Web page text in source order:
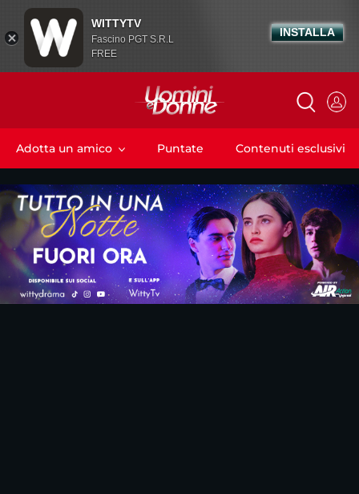
Adotta un amico Puntate Contenuti esclusivi
WITTYTV
Fascino PGT S.R.L
FREE
INSTALLA